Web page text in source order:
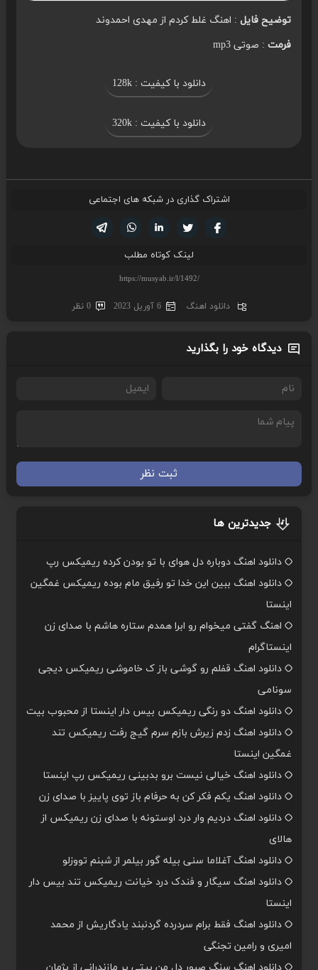
توضیح فایل: اهنگ غلط کردم از مهدی احمدوند
فرمت: صوتی mp3
دانلود با کیفیت : 128k
دانلود با کیفیت : 320k
اشتراک گذاری در شبکه های اجتماعی
لینکدین تویتر
فیسوک
لینک کوتاه مطلب
دانلود اهنگ 6 آوریل 2023 0 نظر
دیدگاه خود را بگذارید
ثبت نظر
جدیدترین ها
دانلود اهنگ دوباره دل هوای با تو بودن کرده ریمیکس رپ
دانلود اهنگ ببین این خدا تو رفیق مام بوده ریمیکس غمگین
اینستا
اهنگ گفتی میخوام رو ابرا همدم ستاره هاشم با صدای زن
اینستاگرام
دانلود اهنگ قفلم رو گوشی باز ک خاموشی ریمیکس دیجی
سونامی
دانلود اهنگ دو رنگی ریمیکس بیس دار اینستا از محبوب بیت
دانلود اهنگ زدم زیرش بازم سرم گیج رفت ریمیکس تند
غمگین اینستا
دانلود اهنگ خیالی نیست برو بدبینی ریمیکس رپ اینستا
دانلود اهنگ یکم فکر کن به حرفام باز توی پاییز با صدای زن
دانلود اهنگ دردیم وار درد اوستونه با صدای زن ریمیکس از
هالای
دانلود اهنگ آغلاما سنی بیله گور بیلمر از شبنم تووزلو
دانلود اهنگ سیگار و فندک درد خیانت ریمیکس تند بیس دار
اینستا
دانلود اهنگ فقط برام سردرده گردنبند یادگاریش از محمد
امیری و رامین تجنگی
دانلود اهنگ سنگ صبور دل من بیتی پر مازندرانی از پژمان